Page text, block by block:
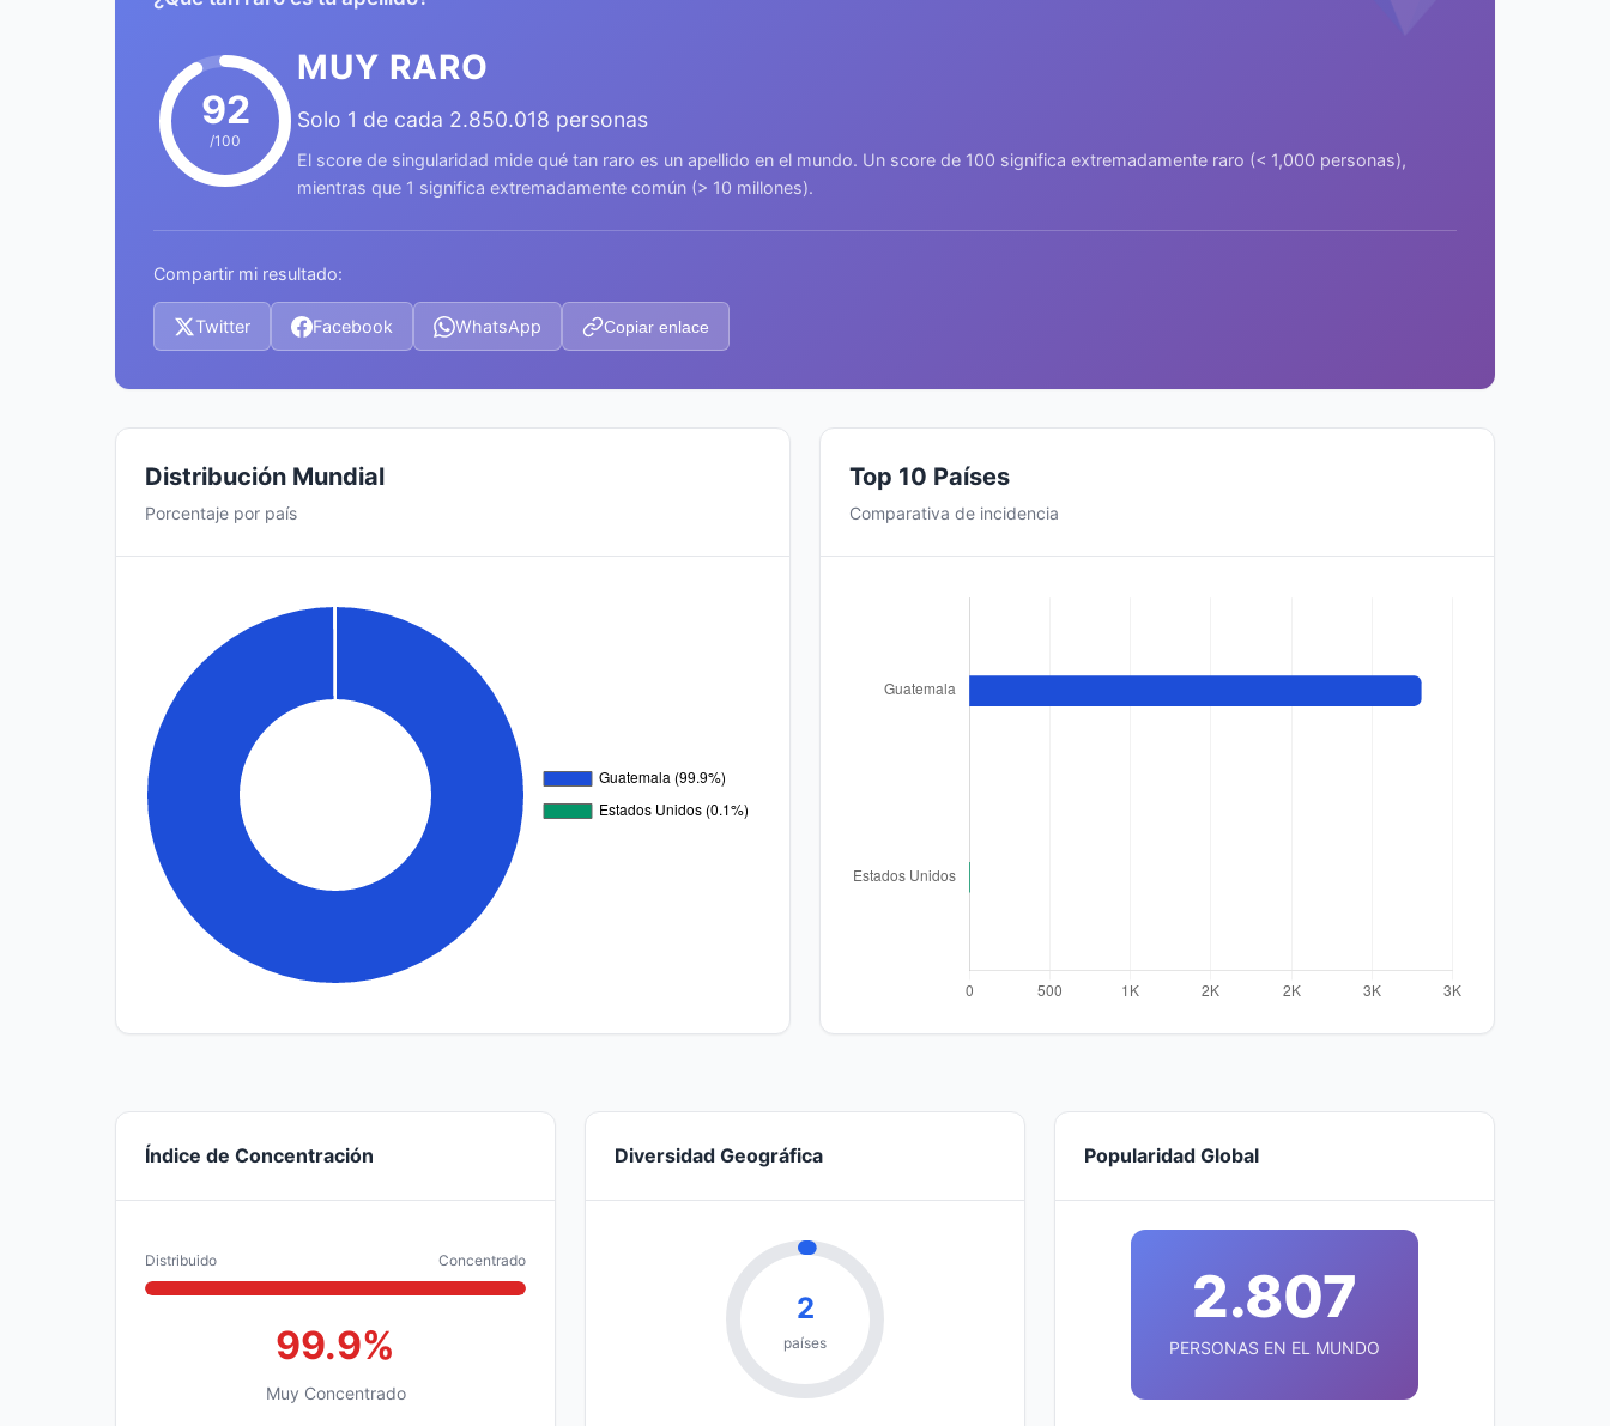
92
/100
MUY RARO
Solo 1 de cada 2.850.018 personas
El score de singularidad mide qué tan raro es un apellido en el mundo. Un score de 100 significa extremadamente raro (< 1,000 personas),
mientras que 1 significa extremadamente común (> 10 millones).
Compartir mi resultado:
Twitter Facebook WhatsApp Copiar enlace
Distribución Mundial
Porcentaje por país
Top 10 Países
Comparativa de incidencia
Índice de Concentración
Distribuido Concentrado
99.9%
Muy Concentrado
Diversidad Geográfica
2
países
Popularidad Global
2.807
PERSONAS EN EL MUNDO